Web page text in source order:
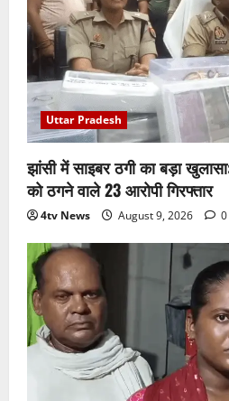
Uttar Pradesh
झांसी में साइबर ठगी का बड़ा
को ठगने वाले 23 आरोपी गिरफ्तार
4tv News August 9, 2026 0